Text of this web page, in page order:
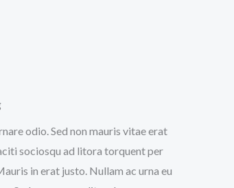
odio. Sed non mauris vitae erat
sociosqu ad litora torquent per
in erat justo. Nullam ac urna eu